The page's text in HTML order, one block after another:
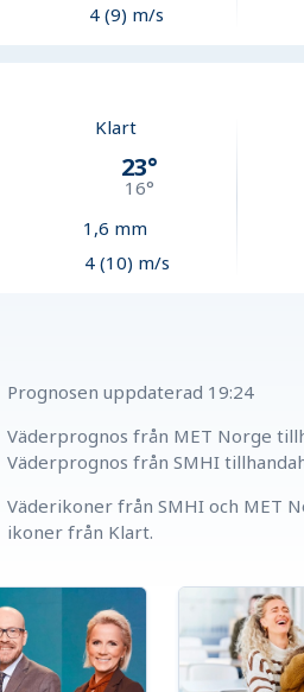
4 (9) m/s
Klart
23°
16°
1,6 mm
4 (10) m/s
Prognosen uppdaterad 19:24
Väderprognos från MET Norge
Väderprognos från SMHI
Väderikoner från SMHI och MET
ikoner från Klart.